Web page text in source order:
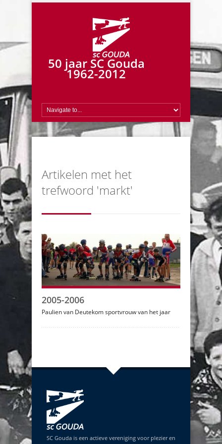
50 jaar SC Gouda
1962-2012
Artikelen met het
trefwoord 'markt'
2005-2006
Paulien van Deutekom sportvrouw van het jaar
SC Gouda is een actieve vereniging voor plezier en